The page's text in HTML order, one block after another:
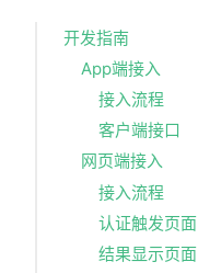
开发指南
App端接入
接入流程
客户端接口
网页端接入
接入流程
认证触发页面
结果显示页面